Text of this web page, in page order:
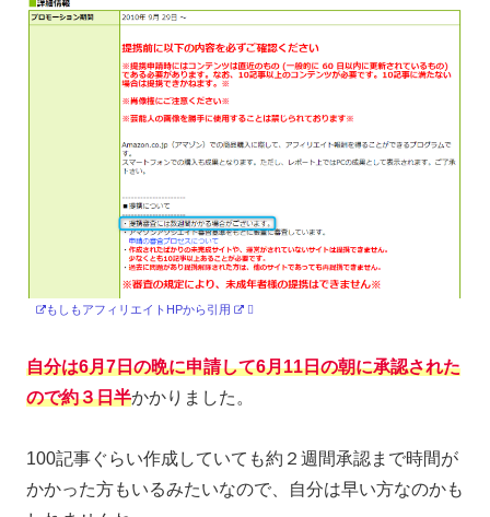
もしもアフィリエイトHPから引用
自分は6月7日の晩に申請して6月11日の朝に承認された
ので約３日半かかりました。
100記事ぐらい作成していても約２週間承認まで時間が
かかった方もいるみたいなので、自分は早い方なのかも